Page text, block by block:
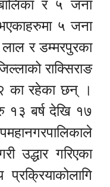
र ५ जना
५ जना
लाल र डम्मरपुरका
राक्सिराङ
का रहेका छन् ।
१३ बर्ष देखि १७
उद्धार गरिएका
प्रक्रियाकोलागि